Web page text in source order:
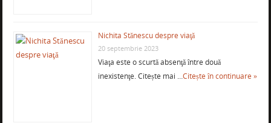
Nichita Stănescu despre viaţă
20 septembrie 2023
Viaţa este o scurtă absenţă între două
inexistenţe. Citește mai …Citește în continuare »